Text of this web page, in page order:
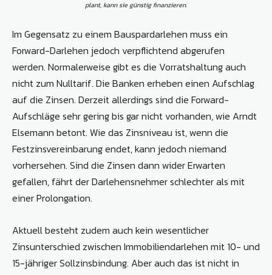
plant, kann sie günstig finanzieren.
Im Gegensatz zu einem Bauspardarlehen muss ein
Forward-Darlehen jedoch verpflichtend abgerufen
werden. Normalerweise gibt es die Vorratshaltung auch
nicht zum Nulltarif. Die Banken erheben einen Aufschlag
auf die Zinsen. Derzeit allerdings sind die Forward-
Aufschläge sehr gering bis gar nicht vorhanden, wie Arndt
Elsemann betont. Wie das Zinsniveau ist, wenn die
Festzinsvereinbarung endet, kann jedoch niemand
vorhersehen. Sind die Zinsen dann wider Erwarten
gefallen, fährt der Darlehensnehmer schlechter als mit
einer Prolongation.
Aktuell besteht zudem auch kein wesentlicher
Zinsunterschied zwischen Immobiliendarlehen mit 10- und
15-jähriger Sollzinsbindung. Aber auch das ist nicht in